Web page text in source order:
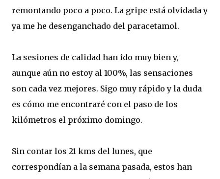
remontando poco a poco. La gripe está olvidada y
ya me he desenganchado del paracetamol.
La sesiones de calidad han ido muy bien y,
aunque aún no estoy al 100%, las sensaciones
son cada vez mejores. Sigo muy rápido y la duda
es cómo me encontraré con el paso de los
kilómetros el próximo domingo.
Sin contar los 21 kms del lunes, que
correspondían a la semana pasada, estos han